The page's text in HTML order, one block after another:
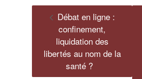
Débat en ligne :
confinement,
liquidation des
libertés au nom de la
santé ?